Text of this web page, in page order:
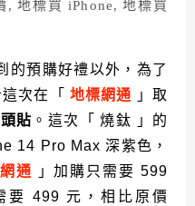
的預購好禮以外，為了
次在「 地標網通
」取
貼 。這次「 燒鈦 」的
14 Pro Max 深紫色，
通
」加購只需要 599
要 499 元，相比原價